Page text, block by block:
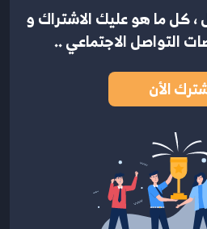
كل ما هو عليك الاشتراكو
التواصل الاجتماعي ..
الأن